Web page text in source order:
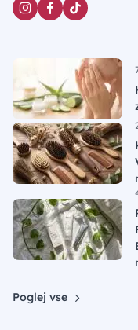
Poglej vse